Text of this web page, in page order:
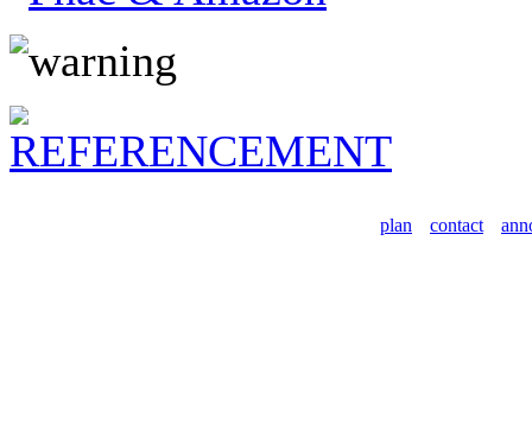
plan contact